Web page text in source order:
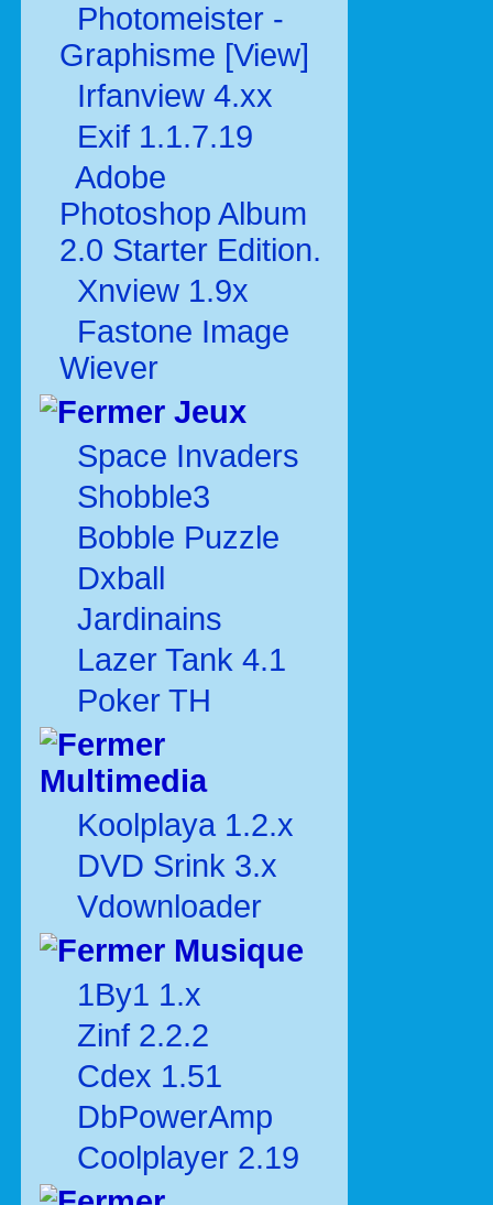
Photomeister -
Graphisme [View]
Irfanview 4.xx
Exif 1.1.7.19
Adobe
Photoshop Album
2.0 Starter Edition.
Xnview 1.9x
Fastone Image
Wiever
Jeux
Space Invaders
Shobble3
Bobble Puzzle
Dxball
Jardinains
Lazer Tank 4.1
Poker TH
Multimedia
Koolplaya 1.2.x
DVD Srink 3.x
Vdownloader
Musique
1By1 1.x
Zinf 2.2.2
Cdex 1.51
DbPowerAmp
Coolplayer 2.19